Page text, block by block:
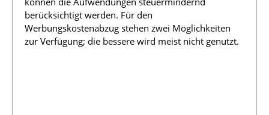
berücksichtigt werden. Für den
Werbungskostenabzug stehen zwei Möglichkeiten
zur Verfügung; die bessere wird meist nicht genutzt.